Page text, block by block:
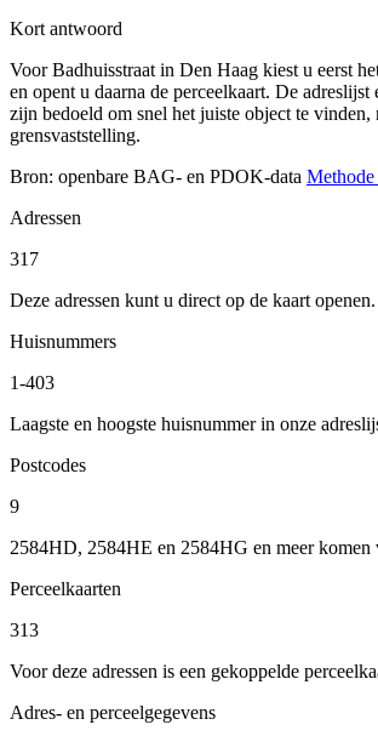
Kort antwoord
Voor Badhuisstraat in Den Haag kiest u eerst
en opent u daarna de perceelkaart. De adreslijst
zijn bedoeld om snel het juiste object te vinden,
grensvaststelling.
Bron: openbare BAG- en PDOK-data Methode
Adressen
317
Deze adressen kunt u direct op de kaart openen.
Huisnummers
1-403
Laagste en hoogste huisnummer in onze
Postcodes
9
2584HD, 2584HE en 2584HG en meer komen
Perceelkaarten
313
Voor deze adressen is een gekoppelde
Adres- en perceelgegevens